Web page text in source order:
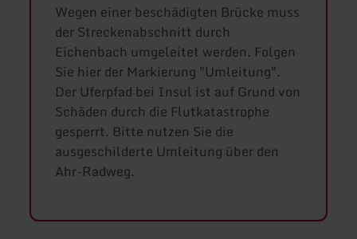
Wegen einer beschädigten Brücke muss
der Streckenabschnitt durch
Eichenbach umgeleitet werden. Folgen
Sie hier der Markierung "Umleitung".
Der Uferpfad bei Insul ist auf Grund von
Schäden durch die Flutkatastrophe
gesperrt. Bitte nutzen Sie die
ausgeschilderte Umleitung über den
Ahr-Radweg.